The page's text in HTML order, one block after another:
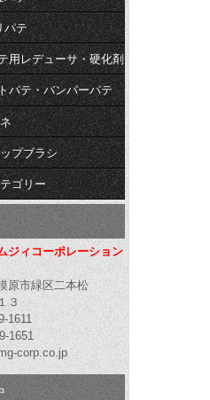
パテ
用レデューサ・硬化剤
パテ・バンパーパテ
プブラシ
ゴリー
ジィコーポレーション
原市緑区二本松
３
1611
1651
corp.co.jp